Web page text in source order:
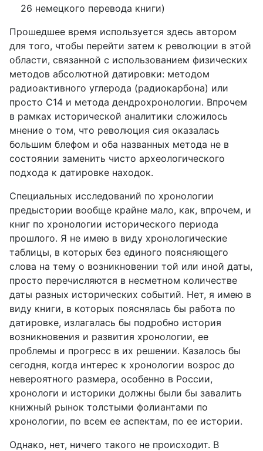
26 немецкого перевода книги)
Прошедшее время используется здесь автором
для того, чтобы перейти затем к революции в этой
области, связанной с использованием физических
методов абсолютной датировки: методом
радиоактивного углерода (радиокарбона) или
просто С14 и метода дендрохронологии. Впрочем
в рамках исторической аналитики сложилось
мнение о том, что революция сия оказалась
большим блефом и оба названных метода не в
состоянии заменить чисто археологического
подхода к датировке находок.
Специальных исследований по хронологии
предыстории вообще крайне мало, как, впрочем, и
книг по хронологии исторического периода
прошлого. Я не имею в виду хронологические
таблицы, в которых без единого поясняющего
слова на тему о возникновении той или иной даты,
просто перечисляются в несметном количестве
даты разных исторических событий. Нет, я имею в
виду книги, в которых пояснялась бы работа по
датировке, излагалась бы подробно история
возникновения и развития хронологии, ее
проблемы и прогресс в их решении. Казалось бы
сегодня, когда интерес к хронологии возрос до
невероятного размера, особенно в России,
хронологи и историки должны были бы завалить
книжный рынок толстыми фолиантами по
хронологии, по всем ее аспектам, по ее истории.
Однако, нет, ничего такого не происходит. В